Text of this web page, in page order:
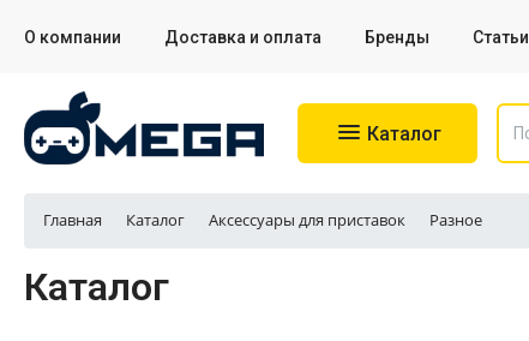
О компании Доставка и оплата Бренды Статьи
Каталог
Главная Каталог Аксессуары для приставок Разное
Каталог